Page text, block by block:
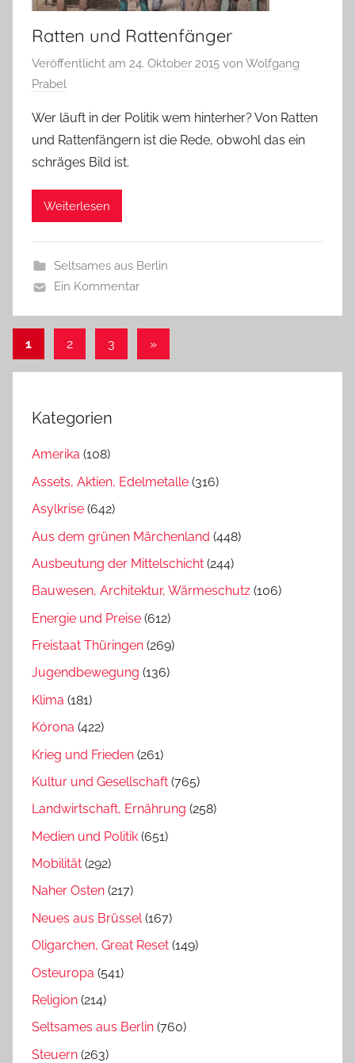
Ratten und Rattenfänger
Veröffentlicht am 24. Oktober 2015 von Wolfgang
Prabel
Wer läuft in der Politik wem hinterher? Von Ratten
und Rattenfängern ist die Rede, obwohl das ein
schräges Bild ist.
Weiterlesen
Seltsames aus Berlin
Ein Kommentar
Beitragsnavigation
1 2 3
Nächste
»
Kategorien
Amerika (108)
Assets, Aktien, Edelmetalle (316)
Asylkrise (642)
Aus dem grünen Märchenland (448)
Ausbeutung der Mittelschicht (244)
Bauwesen, Architektur, Wärmeschutz (106)
Energie und Preise (612)
Freistaat Thüringen (269)
Jugendbewegung (136)
Klima (181)
Kórona (422)
Krieg und Frieden (261)
Kultur und Gesellschaft (765)
Landwirtschaft, Ernährung (258)
Medien und Politik (651)
Mobilität (292)
Naher Osten (217)
Neues aus Brüssel(167)
Oligarchen, Great Reset (149)
Osteuropa (541)
Religion (214)
Seltsames aus Berlin (760)
Steuern (263)